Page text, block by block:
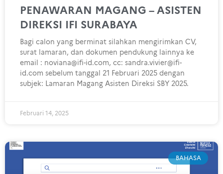
PENAWARAN MAGANG – ASISTEN
DIREKSI IFI SURABAYA
Bagi calon yang berminat silahkan mengirimkan CV,
surat lamaran, dan dokumen pendukung lainnya ke
email : noviana@ifi-id.com, cc: sandra.vivier@ifi-
id.com sebelum tanggal 21 Februari 2025 dengan
subjek: Lamaran Magang Asisten Direksi SBY 2025.
Februari 14, 2025
BAHASA